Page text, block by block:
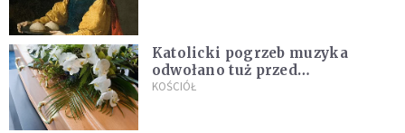
Katolicki pogrzeb muzyka
odwołano tuż przed
uroczystością. Powodem była
KOŚCIÓŁ